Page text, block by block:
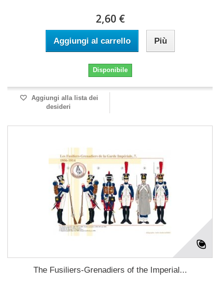
2,60 €
Aggiungi al carrello Più
Disponibile
Aggiungi alla lista dei
desideri
The Fusiliers-Grenadiers of the Imperial...